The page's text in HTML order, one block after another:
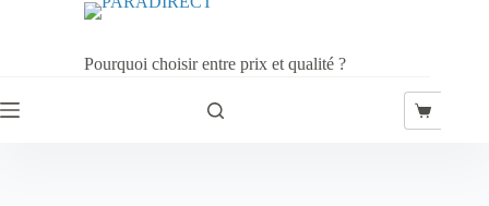
Pourquoi choisir entre prix et qualité ?
Panier